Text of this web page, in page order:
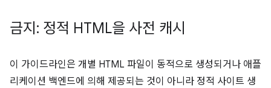
금지: 정적 HTML을 사전 캐시
이 가이드라인은 개별 HTML 파일이 동적으로 생성되거나 애플
리케이션 백엔드에 의해 제공되는 것이 아니라 정적 사이트 생